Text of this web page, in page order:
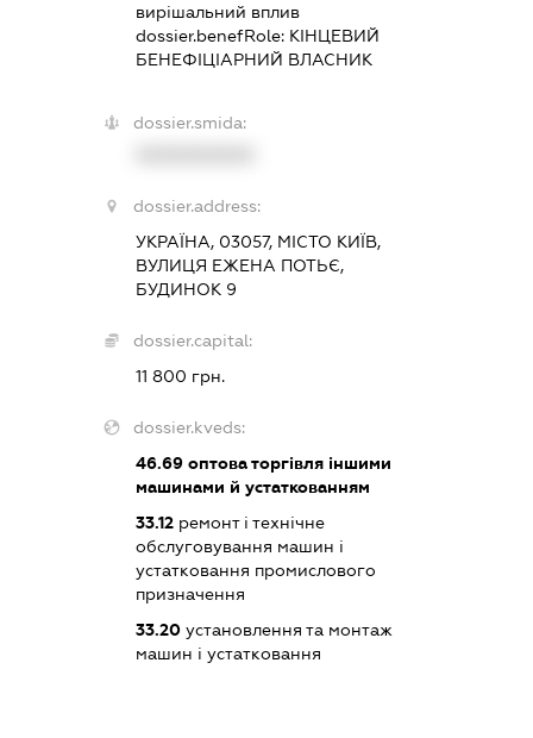
вирішальний вплив
dossier.benefRole: КІНЦЕВИЙ
БЕНЕФІЦІАРНИЙ ВЛАСНИК
dossier.smida:
dossier.address:
УКРАЇНА, 03057, МІСТО КИЇВ,
ВУЛИЦЯ ЕЖЕНА ПОТЬЄ,
БУДИНОК 9
dossier.capital:
11 800 грн.
dossier.kveds:
46.69 оптова торгівля іншими
машинами й устаткованням
33.12 ремонт і технічне
обслуговування машин і
устатковання промислового
призначення
33.20 установлення та монтаж
машин і устатковання